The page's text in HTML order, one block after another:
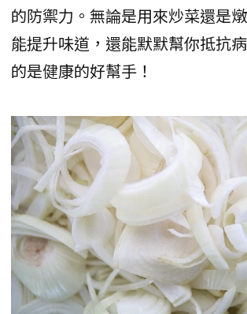
的防禦力。無論是用來炒菜還是
能提升味道，還能默默幫你抵抗
的是健康的好幫手！